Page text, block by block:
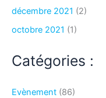
décembre 2021 (2)
octobre 2021 (1)
Catégories :
Evènement (86)